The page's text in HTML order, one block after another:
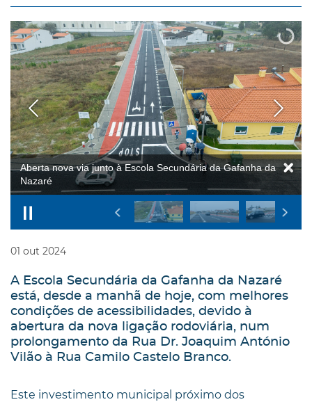
Aberta nova via junto à Escola Secundária da Gafanha da
Nazaré
01 out 2024
A Escola Secundária da Gafanha da Nazaré
está, desde a manhã de hoje, com melhores
condições de acessibilidades, devido à
abertura da nova ligação rodoviária, num
prolongamento da Rua Dr. Joaquim António
Vilão à Rua Camilo Castelo Branco.
Este investimento municipal próximo dos